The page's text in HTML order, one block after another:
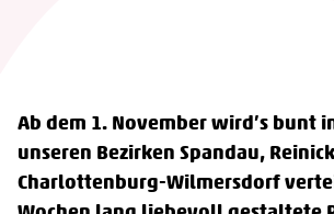
Ab dem 1. November wird’s bunt
unseren Bezirken Spandau,
Charlottenburg-Wilmersdorf